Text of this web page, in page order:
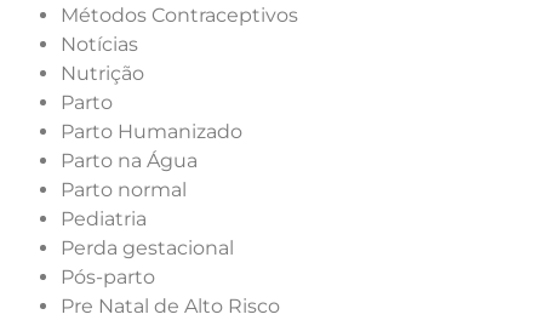
Métodos Contraceptivos
Notícias
Nutrição
Parto
Parto Humanizado
Parto na Água
Parto normal
Pediatria
Perda gestacional
Pós-parto
Pre Natal de Alto Risco